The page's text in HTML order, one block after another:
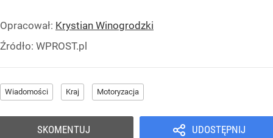
Opracował: Krystian Winogrodzki
Źródło: WPROST.pl
Wiadomości Kraj Motoryzacja
UDOSTĘPNIJ
SKOMENTUJ